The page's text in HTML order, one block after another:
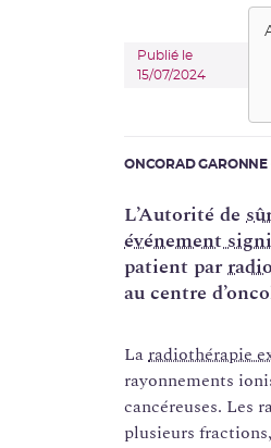
Publié le
15/07/2024
ONCORAD GARONNE
L’Autorité de
événement
patient par
au centre
Laradiothérapie
rayonnements
cancéreuses. Les
plusieurs